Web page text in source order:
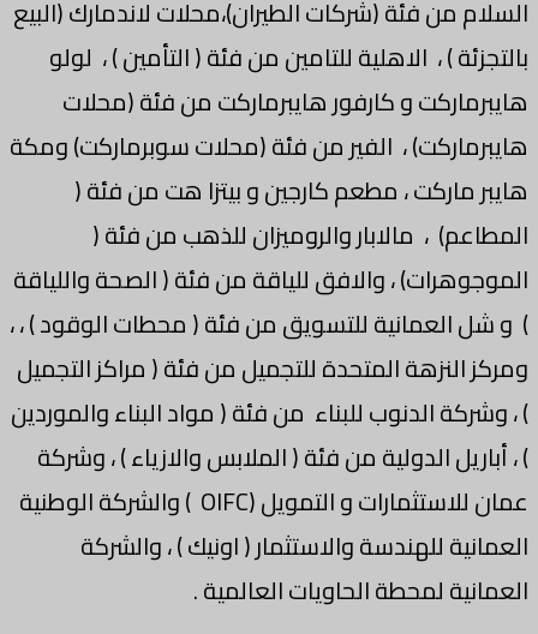
السلام من فئة (شركات الطيران)،محلات لاندمارك (البيع
بالتجزئة ) ، الاهلية للتامين من فئة ( التأمين ) ، لولو
هايبرماركت و كارفور هايبرماركت من فئة (محلات
هايبرماركت) ، الفير من فئة (محلات سوبرماركت) ومكة
هايبر ماركت ، مطعم كارجين و بيتزا هت من فئة (
المطاعم) ، مالابار والروميزان للذهب من فئة (
الموجوهرات) ، والافق للياقة من فئة ( الصحة واللياقة
) و شل العمانية للتسويق من فئة ( محطات الوقود ) ، ،
ومركز النزهة المتحدة للتجميل من فئة ( مراكز التجميل
) ، وشركة الدنوب للبناء من فئة ( مواد البناء والموردين
) ، أباريل الدولية من فئة ( الملابس والازياء ) ، وشركة
عمان للاستثمارات و التمويل (OIFC ) والشركة الوطنية
العمانية للهندسة والاستثمار ( اونيك ) ، والشركة
العمانية لمحطة الحاويات العالمية .